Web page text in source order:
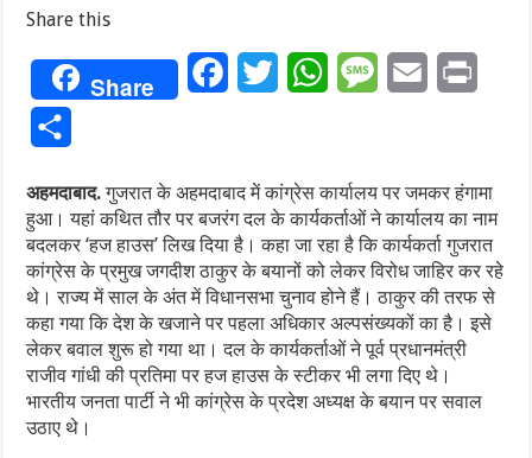
Share this
Share FacebookTwitterWhatsAppMessageEmail
अहमदाबाद.गुजरात के अहमदाबाद में कांग्रेस कार्यालय पर जमकर हंगामा
हुआ। यहां कथित तौर पर बजरंग दल के कार्यकर्ताओं ने कार्यालय का नाम
बदलकर ‘हज हाउस’ लिख दिया है। कहा जा रहा है कि कार्यकर्ता गुजरात
कांग्रेस के प्रमुख जगदीश ठाकुर के बयानों को लेकर विरोध जाहिर कर रहे
थे। राज्य में साल के अंत में विधानसभा चुनाव होने हैं। ठाकुर की तरफ से
कहा गया कि देश के खजाने पर पहला अधिकार अल्पसंख्यकों का है। इसे
लेकर बवाल शुरू हो गया था। दल के कार्यकर्ताओं ने पूर्व प्रधानमंत्री
राजीव गांधी की प्रतिमा पर हज हाउस के स्टीकर भी लगा दिए थे।
भारतीय जनता पार्टी ने भी कांग्रेस के प्रदेश अध्यक्ष के बयान पर सवाल
उठाए थे।